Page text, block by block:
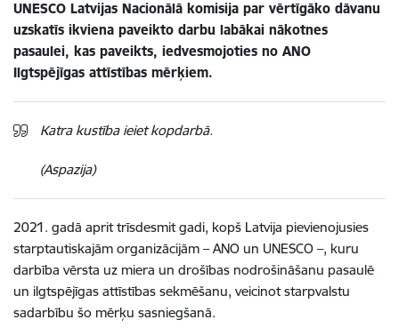
UNESCO Latvijas Nacionālā komisija par vērtīgāko dāvanu
uzskatīs ikviena paveikto darbu labākai nākotnes
pasaulei, kas paveikts, iedvesmojoties no ANO
Ilgtspējīgas attīstības mērķiem.
Katra kustība ieiet kopdarbā.
(Aspazija)
2021. gadā aprit trīsdesmit gadi, kopš Latvija pievienojusies
starptautiskajām organizācijām – ANO un UNESCO –, kuru
darbība vērsta uz miera un drošības nodrošināšanu pasaulē
un ilgtspējīgas attīstības sekmēšanu, veicinot starpvalstu
sadarbību šo mērķu sasniegšanā.